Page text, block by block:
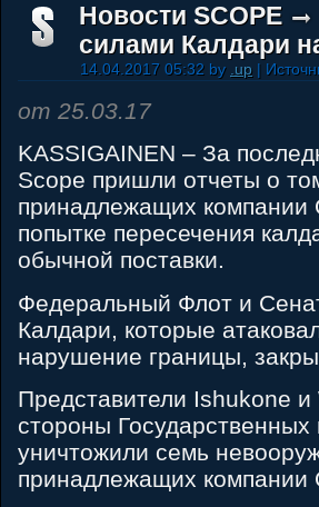
Новости SCOPE
силами Калдари
14.04.2017 05:32 by .up |
от 25.03.17
KASSIGAINEN – За
Scope пришли отчеты о
принадлежащих компании
попытке пересечения
обычной поставки.
Федеральный Флот и
Калдари, которые
нарушение границы,
Представители Ishukone
стороны
уничтожили семь
принадлежащих